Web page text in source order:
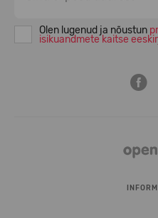
Olen lugenud ja nõustun
isikuandmete kaitse